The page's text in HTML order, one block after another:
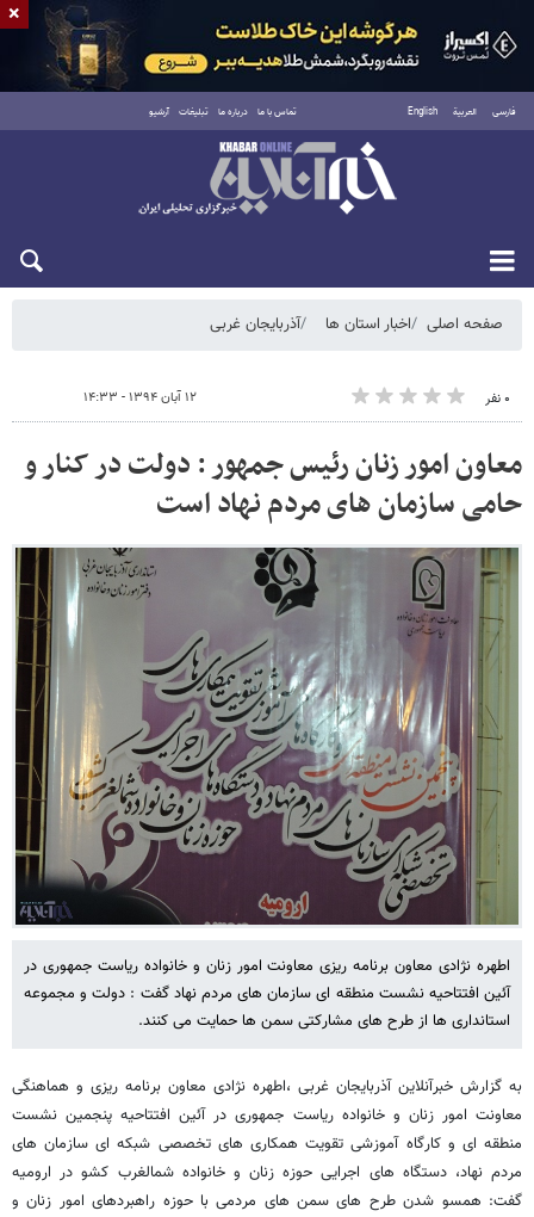
فارسی العربية English تماس با ما درباره ما تبلیغات آرشیو
شنبه ۱۷ مرداد ۱۴۰۵
صفحه اصلی اخبار استان ها آذربایجان غربی
۰ نفر ۱۲ آبان ۱۳۹۴ - ۱۴:۳۳
معاون امور زنان رئیس جمهور : دولت در کنار و
حامی سازمان های مردم نهاد است
اطهره نژادی معاون برنامه ریزی معاونت امور زنان و خانواده ریاست جمهوری در
آئین افتتاحیه نشست منطقه ای سازمان های مردم نهاد گفت : دولت و مجموعه
استانداری ها از طرح های مشارکتی سمن ها حمایت می کنند.
به گزارش خبرآنلاین آذربایجان غربی ،اطهره نژادی معاون برنامه ریزی و هماهنگی
معاونت امور زنان و خانواده ریاست جمهوری در آئین افتتاحیه پنجمین نشست
منطقه ای و کارگاه آموزشی تقویت همکاری های تخصصی شبکه ای سازمان های
مردم نهاد، دستگاه های اجرایی حوزه زنان و خانواده شمالغرب کشو در ارومیه
گفت: همسو شدن طرح های سمن های مردمی با حوزه راهبردهای امور زنان و
×